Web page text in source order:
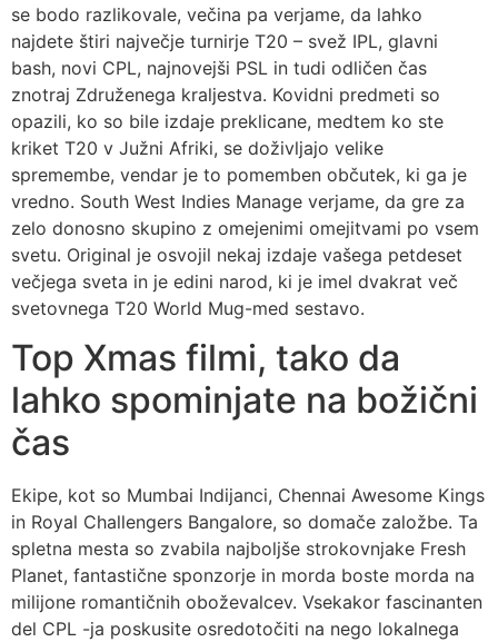
se bodo razlikovale, večina pa verjame, da lahko
najdete štiri največje turnirje T20 – svež IPL, glavni
bash, novi CPL, najnovejši PSL in tudi odličen čas
znotraj Združenega kraljestva. Kovidni predmeti so
opazili, ko so bile izdaje preklicane, medtem ko ste
kriket T20 v Južni Afriki, se doživljajo velike
spremembe, vendar je to pomemben občutek, ki ga je
vredno. South West Indies Manage verjame, da gre za
zelo donosno skupino z omejenimi omejitvami po vsem
svetu. Original je osvojil nekaj izdaje vašega petdeset
večjega sveta in je edini narod, ki je imel dvakrat več
svetovnega T20 World Mug-med sestavo.
Top Xmas filmi, tako da
lahko spominjate na božični
čas
Ekipe, kot so Mumbai Indijanci, Chennai Awesome Kings
in Royal Challengers Bangalore, so domače založbe. Ta
spletna mesta so zvabila najboljše strokovnjake Fresh
Planet, fantastične sponzorje in morda boste morda na
milijone romantičnih oboževalcev. Vsekakor fascinanten
del CPL -ja poskusite osredotočiti na nego lokalnega